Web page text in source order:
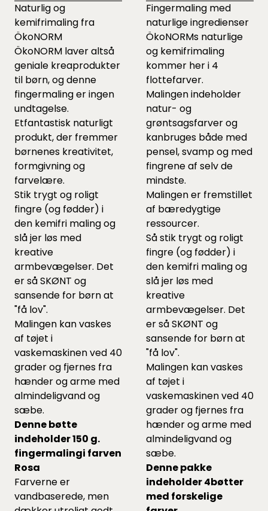
Naturlig og
kemifrimaling fra
ÖkoNORM
ÖkoNORM laver altså
geniale kreaprodukter
til børn, og denne
fingermaling er ingen
undtagelse.
Etfantastisk naturligt
produkt, der fremmer
børnenes kreativitet,
formgivning og
farvelære.
Stik trygt og roligt
fingre (og fødder) i
den kemifri maling og
slå jer løs med
kreative
armbevægelser. Det
er så SKØNT og
sansende for børn at
"få lov".
Malingen kan vaskes
af tøjet i
vaskemaskinen ved 40
grader og fjernes fra
hænder og arme med
almindeligvand og
sæbe.
Denne bøtte
indeholder 150 g.
fingermalingi farven
Rosa
Farverne er
vandbaserede, men
Fingermaling med
naturlige ingredienser
ÖkoNORMs naturlige
og kemifrimaling
kommer her i 4
flottefarver.
Malingen indeholder
natur- og
grøntsagsfarver og
kanbruges både med
pensel, svamp og med
fingrene af selv de
mindste.
Malingen er fremstillet
af bæredygtige
ressourcer.
Så stik trygt og roligt
fingre (og fødder) i
den kemifri maling og
slå jer løs med
kreative
armbevægelser. Det
er så SKØNT og
sansende for børn at
"få lov".
Malingen kan vaskes
af tøjet i
vaskemaskinen ved 40
grader og fjernes fra
hænder og arme med
almindeligvand og
sæbe.
Denne pakke
indeholder 4bøtter
med forskelige